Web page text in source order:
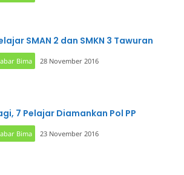
SMAN 2 dan SMKN 3 Tawuran
Bima 28 November 2016
7 Pelajar Diamankan Pol PP
Bima 23 November 2016